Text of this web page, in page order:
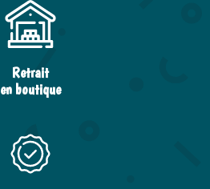
Retrait
en boutique